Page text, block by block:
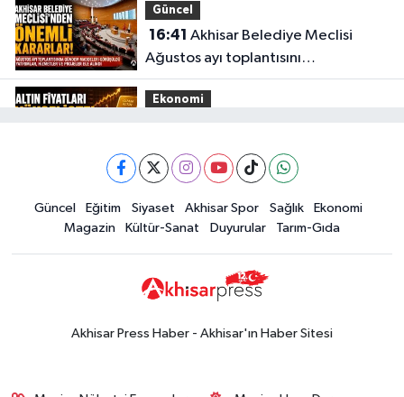
Güncel
16:41
Ağustos ayı toplantısını
gerçekleştirdi
Ekonomi
15:02Akhisar'da sıcak hava etkisini
sürdürüyor! İşte 5 günlük hava
durumu
Güncel
14:53 Altın fiyatları haftaya
yükselişle başladı! İşte 3 Ağustos
Güncel Eğitim Siyaset Akhisar Spor Sağlık
Ekonomi
Magazin
Kültür-Sanat Duyurular Tarım-Gıda
Akhisar Press Haber - Akhisar'ın Haber Sitesi